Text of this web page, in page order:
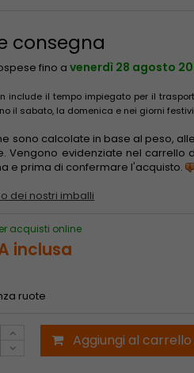
consegna
fino avenerdì 28 agosto
include il tempo impiegato per il
il sabato, la domenica e nei giorni
sono calcolate in base al peso,
Vengono evidenziate nel carrello
e prima di confermare l'acquisto.
dei nostri imballi
acquisti online
inclusa
ruote
Aggiungi al carrello